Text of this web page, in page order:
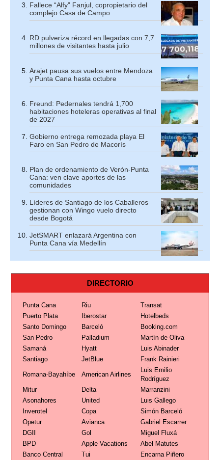
Fallece “Alfy” Fanjul, copropietario del
complejo Casa de Campo
RD pulveriza récord en llegadas con 7,7
millones de visitantes hasta julio
Arajet pausa sus vuelos entre Mendoza
y Punta Cana hasta octubre
Freund: Pedernales tendrá 1,700
habitaciones hoteleras operativas al final
de 2027
Gobierno entrega remozada playa El
Faro en San Pedro de Macorís
Plan de ordenamiento de Verón-Punta
Cana: ven clave aportes de las
comunidades
Líderes de Santiago de los Caballeros
gestionan con Wingo vuelo directo
desde Bogotá
JetSMART enlazará Argentina con
Punta Cana vía Medellín
DIRECTORIO
Punta Cana Riu
Transat
Puerto Plata
Iberostar
Hotelbeds
Santo Domingo
Barceló
Booking.com
San Pedro
Palladium
Martín de Oliva
Samaná
Hyatt
Luis Abinader
Santiago
JetBlue Frank Rainieri
Romana-Bayahíbe American Airlines
Luis Emilio
Rodríguez
Mitur
Delta
Marranzini
Asonahores
United
Luis Gallego
Inverotel
Copa
Simón Barceló
Opetur
Avianca
Gabriel Escarrer
DGII
Gol
Miguel Fluxá
BPD
Apple Vacations
Abel Matutes
Banco Central
Tui Encarna Piñero